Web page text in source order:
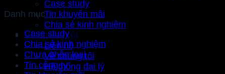
Case study
Tin khuyến mãi
Chia sẻ kinh nghiệm
Về chúng tôi
Liên hệ
Về chúng tôi
Hệ thống đại lý
Danh mục
Case study
Chia sẻ kinh nghiệm
Chưa phân loại
Tin công ty